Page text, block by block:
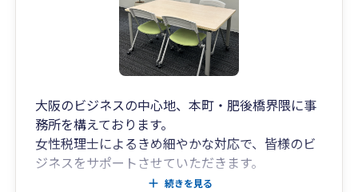
大阪のビジネスの中心地、本町・肥後橋界隈に事
務所を構えております。
女性税理士によるきめ細やかな対応で、皆様のビ
ジネスをサポートさせていただきます。
初めて税理士に依頼される方も安心してご相談い
続きを見る